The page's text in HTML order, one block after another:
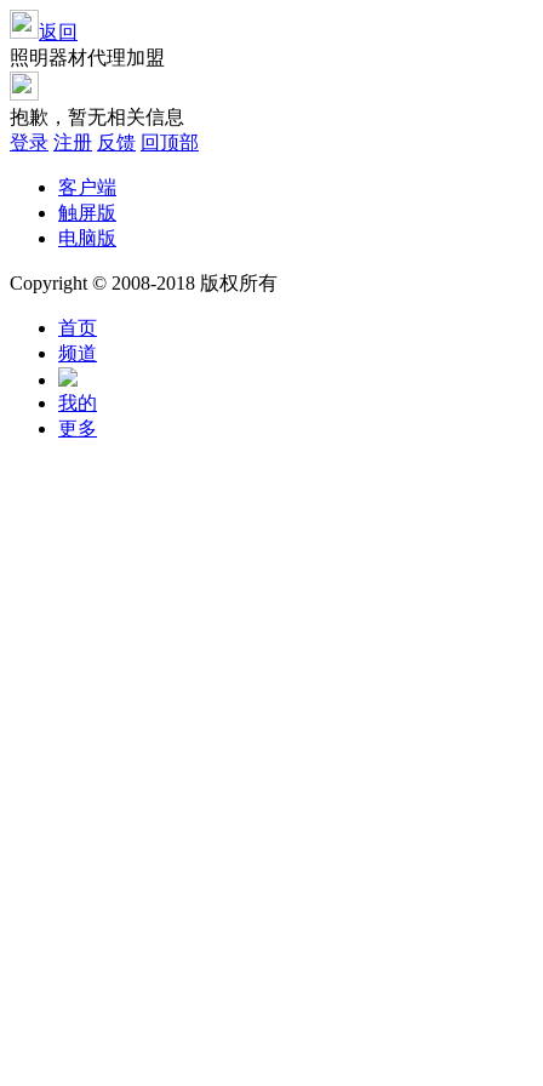
返回
照明器材代理加盟
抱歉，暂无相关信息
登录 注册 反馈 回顶部
客户端
触屏版
电脑版
Copyright © 2008-2018 版权所有
首页
频道
我的
更多